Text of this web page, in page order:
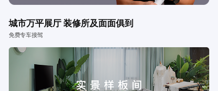
城市万平展厅 装修所及面面俱到
免费专车接驾